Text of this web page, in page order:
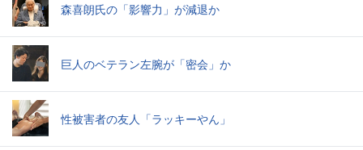
森喜朗氏の「影響力」が減退か
巨人のベテラン左腕が「密会」か
性被害者の友人「ラッキーやん」